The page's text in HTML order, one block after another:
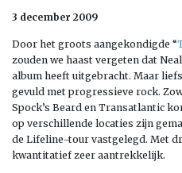
3 december 2009
Door het groots aangekondigde “
zouden we haast vergeten dat
album heeft uitgebracht. Maar
gevuld met progressieve rock.
Spock’s Beard en Transatlantic
op verschillende locaties zijn
de Lifeline-tour vastgelegd. Met
kwantitatief zeer aantrekkelijk.